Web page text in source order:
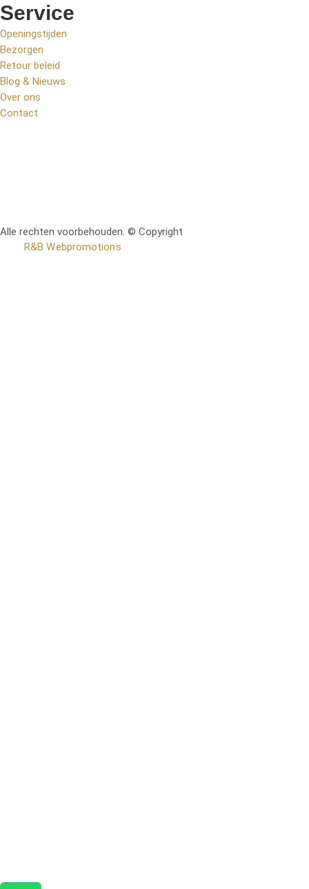
Service
Openingstijden
Bezorgen
Retour beleid
Blog & Nieuws
Over ons
Contact
Alle rechten voorbehouden. © Copyright
R&B Webpromotions